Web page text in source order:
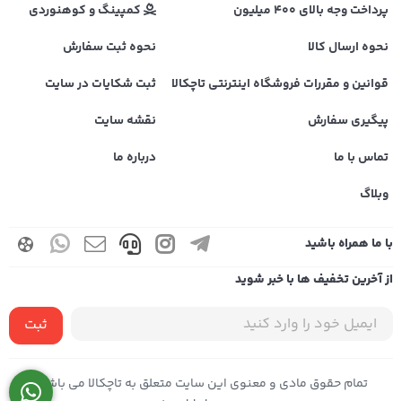
پرداخت وجه بالای 400 میلیون
کمپینگ و کوهنوردی
نحوه ارسال کالا
نحوه ثبت سفارش
قوانین و مقررات فروشگاه اینترنتی تاچکالا
ثبت شکایات در سایت
پیگیری سفارش
نقشه سایت
تماس با ما
درباره ما
وبلاگ
با ما همراه باشید
از آخرین تخفیف ها با خبر شوید
ثبت
تمام حقوق مادی و معنوی این سایت متعلق به تاچکالا می باشد |